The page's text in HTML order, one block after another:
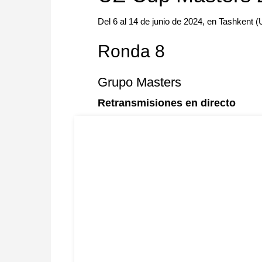
Del 6 al 14 de junio de 2024, en Tashkent
Ronda 8
Grupo Masters
Retransmisiones en directo